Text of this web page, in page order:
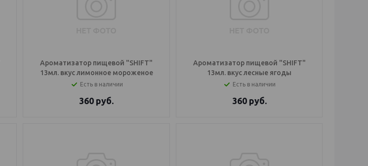
Ароматизатор пищевой "SHIFT"
13мл. вкус лимонное мороженое
Есть в наличии
360 руб.
Ароматизатор пищевой "SHIFT"
13мл. вкус лесные ягоды
Есть в наличии
360руб.